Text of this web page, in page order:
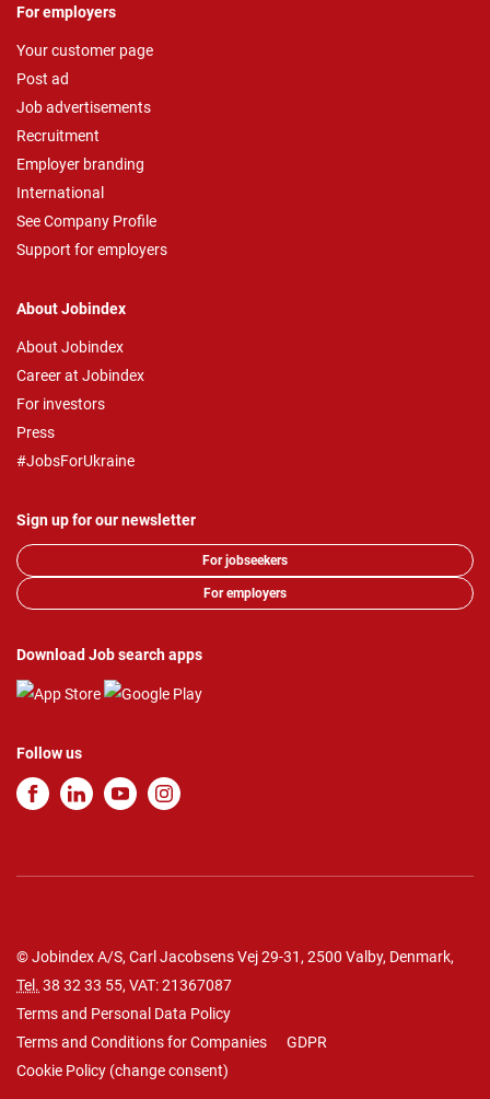
For employers
Your customer page
Post ad
Job advertisements
Recruitment
Employer branding
International
See Company Profile
Support for employers
About Jobindex
About Jobindex
Career at Jobindex
For investors
Press
#JobsForUkraine
Sign up for our newsletter
For jobseekers
For employers
Download Job search apps
Follow us
© Jobindex A/S, Carl Jacobsens Vej 29-31, 2500 Valby, Denmark,
Tel. 38 32 33 55, VAT: 21367087
Terms and Personal Data Policy
Terms and Conditions for Companies
GDPR
Cookie Policy (change consent)